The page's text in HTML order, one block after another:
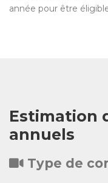
année pour être
Estimation
annuels
Type de